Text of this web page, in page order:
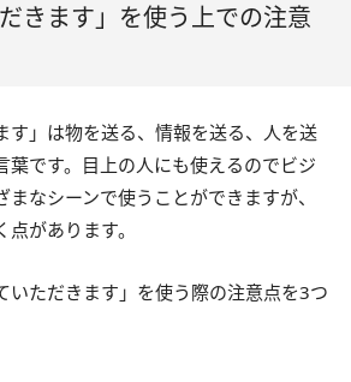
きます」を使う上での注意
す」は物を送る、情報を送る、人を送
葉です。目上の人にも使えるのでビジ
なシーンで使うことができますが、
があります。
いただきます」を使う際の注意点を3つ